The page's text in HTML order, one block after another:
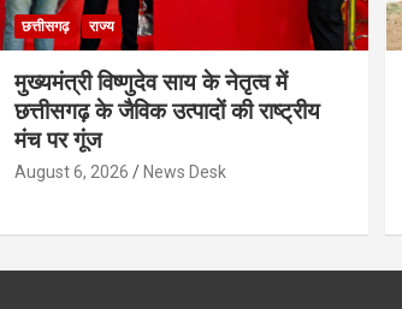
छत्तीसगढ़ राज्य
मुख्यमंत्री विष्णुदेव साय के नेतृत्व में
छत्तीसगढ़ के जैविक उत्पादों की राष्ट्रीय
मंच पर गूंज
August 6, 2026 News Desk